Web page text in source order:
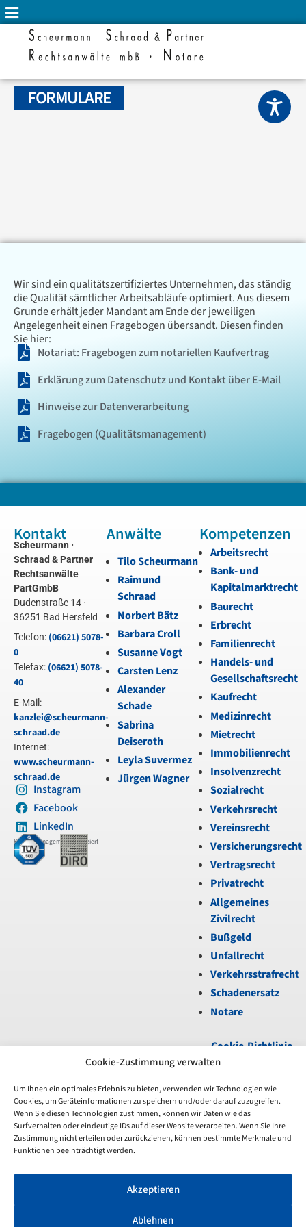
Cookie-Zustimmung verwalten
Um Ihnen ein optimales Erlebnis zu bieten, verwenden wir Technologien wie
Cookies, um Geräteinformationen zu speichern und/oder darauf zuzugreifen.
Wenn Sie diesen Technologien zustimmen, können wir Daten wie das
Surfverhalten oder eindeutige IDs auf dieser Website verarbeiten. Wenn Sie Ihre
Zustimmung nicht erteilen oder zurückziehen, können bestimmte Merkmale und
Funktionen beeinträchtigt werden.
Akzeptieren
Ablehnen
FORMULARE
Wir sind ein qualitätszertifiziertes Unternehmen, das ständig
die Qualität sämtlicher Arbeitsabläufe optimiert. Aus diesem
Grunde erhält jeder Mandant am Ende der jeweiligen
Angelegenheit einen Fragebogen übersandt. Diesen finden
Sie hier:
Notariat: Fragebogen zum notariellen Kaufvertrag
Erklärung zum Datenschutz und Kontakt über E-Mail
Hinweise zur Datenverarbeitung
Fragebogen (Qualitätsmanagement)
Kontakt
Scheurmann ·
Schraad & Partner
Rechtsanwälte
PartGmbB
Dudenstraße 14 ·
36251 Bad Hersfeld
Telefon: (06621) 5078-
0
Telefax: (06621) 5078-
40
E-Mail:
kanzlei@scheurmann-
schraad.de
Internet:
www.scheurmann-
schraad.de
Instagram
Facebook
LinkedIn
Kanzleimanagement zertifiziert
Unfortunately,
the
7-
day
period
Anwälte
Tilo Scheurmann
Raimund
Schraad
Norbert Bätz
Barbara Croll
Susanne Vogt
Carsten Lenz
Alexander
Schade
Sabrina
Deiseroth
Leyla Suvermez
Jürgen Wagner
Kompetenzen
Arbeitsrecht
Bank- und
Kapitalmarktrecht
Baurecht
Erbrecht
Familienrecht
Handels- und
Gesellschaftsrecht
Kaufrecht
Medizinrecht
Mietrecht
Immobilienrecht
Insolvenzrecht
Sozialrecht
Verkehrsrecht
Vereinsrecht
Versicherungsrecht
Vertragsrecht
Privatrecht
Allgemeines
Zivilrecht
Bußgeld
Unfallrecht
Verkehrsstrafrecht
Schadenersatz
Notare
Cookie-Richtlinie
(EU)